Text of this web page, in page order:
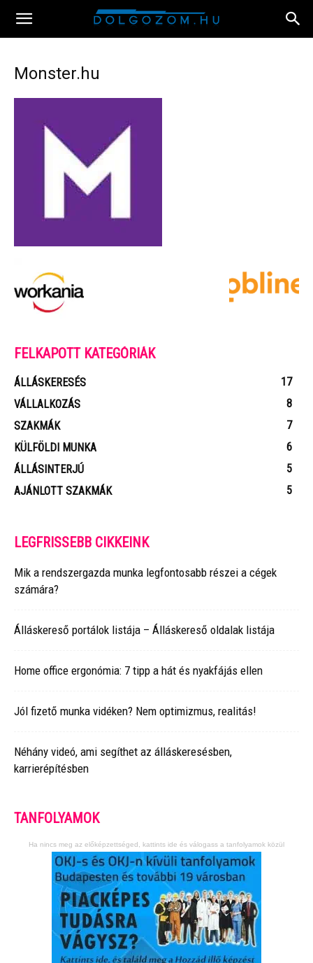
Monster.hu
FELKAPOTT KATEGÓRIÁK
ÁLLÁSKERESÉS
17
VÁLLALKOZÁS
8
SZAKMÁK
7
KÜLFÖLDI MUNKA
6
ÁLLÁSINTERJÚ
5
AJÁNLOTT SZAKMÁK
5
LEGFRISSEBB CIKKEINK
Mik a rendszergazda munka legfontosabb részei a cégek
számára?
Álláskereső portálok listája – Álláskereső oldalak listája
Home office ergonómia: 7 tipp a hát és nyakfájás ellen
Jól fizető munka vidéken? Nem optimizmus, realitás!
Néhány videó, ami segíthet az álláskeresésben,
karrierépítésben
TANFOLYAMOK
Ha nincs meg az előképzettséged, kattints ide és válogass a tanfolyamok közül